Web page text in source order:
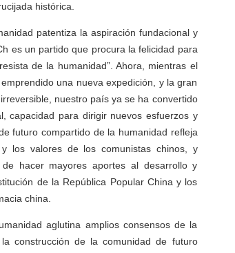
histórica.
patentiza la aspiración fundacional y
es un partido que procura la felicidad para
de la humanidad”. Ahora, mientras el
una nueva expedición, y la gran
nuestro país ya se ha convertido
capacidad para dirigir nuevos esfuerzos y
futuro compartido de la humanidad refleja
los valores de los comunistas chinos, y
hacer mayores aportes al desarrollo y
de la República Popular China y los
china.
aglutina amplios consensos de la
construcción de la comunidad de futuro